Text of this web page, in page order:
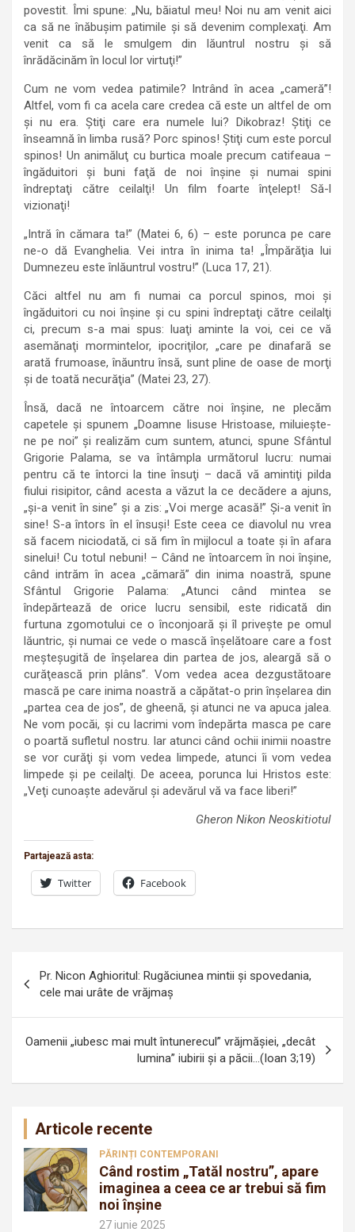
povestit. Îmi spune: „Nu, băiatul meu! Noi nu am venit aici
ca să ne înăbuşim patimile şi să devenim complexaţi. Am
venit ca să le smulgem din lăuntrul nostru şi să
înrădăcinăm în locul lor virtuţi!”
Cum ne vom vedea patimile? Intrând în acea „cameră”!
Altfel, vom fi ca acela care credea că este un altfel de om
şi nu era. Ştiţi care era numele lui? Dikobraz! Ştiţi ce
înseamnă în limba rusă? Porc spinos! Ştiţi cum este porcul
spinos! Un animăluţ cu burtica moale precum catifeaua –
îngăduitori şi buni faţă de noi înşine şi numai spini
îndreptaţi către ceilalţi! Un film foarte înţelept! Să-l
vizionaţi!
„Intră în cămara ta!” (Matei 6, 6) – este porunca pe care
ne-o dă Evanghelia. Vei intra în inima ta! „Împărăţia lui
Dumnezeu este înlăuntrul vostru!” (Luca 17, 21).
Căci altfel nu am fi numai ca porcul spinos, moi şi
îngăduitori cu noi înşine şi cu spini îndreptaţi către ceilalţi
ci, precum s-a mai spus: luaţi aminte la voi, cei ce vă
asemănaţi mormintelor, ipocriţilor, „care pe dinafară se
arată frumoase, înăuntru însă, sunt pline de oase de morţi
şi de toată necurăţia” (Matei 23, 27).
Însă, dacă ne întoarcem către noi înşine, ne plecăm
capetele şi spunem „Doamne Iisuse Hristoase, miluieşte-
ne pe noi” şi realizăm cum suntem, atunci, spune Sfântul
Grigorie Palama, se va întâmpla următorul lucru: numai
pentru că te întorci la tine însuţi – dacă vă amintiţi pilda
fiului risipitor, când acesta a văzut la ce decădere a ajuns,
„şi-a venit în sine” şi a zis: „Voi merge acasă!” Şi-a venit în
sine! S-a întors în el însuşi! Este ceea ce diavolul nu vrea
să facem niciodată, ci să fim în mijlocul a toate şi în afara
sinelui! Cu totul nebuni! – Când ne întoarcem în noi înşine,
când intrăm în acea „cămară” din inima noastră, spune
Sfântul Grigorie Palama: „Atunci când mintea se
îndepărtează de orice lucru sensibil, este ridicată din
furtuna zgomotului ce o înconjoară şi îl priveşte pe omul
lăuntric, şi numai ce vede o mască înşelătoare care a fost
meşteşugită de înşelarea din partea de jos, aleargă să o
curăţească prin plâns”. Vom vedea acea dezgustătoare
mască pe care inima noastră a căpătat-o prin înşelarea din
„partea cea de jos”, de gheenă, şi atunci ne va apuca jalea.
Ne vom pocăi, şi cu lacrimi vom îndepărta masca pe care
o poartă sufletul nostru. Iar atunci când ochii inimii noastre
se vor curăţi şi vom vedea limpede, atunci îi vom vedea
limpede şi pe ceilalţi. De aceea, porunca lui Hristos este:
„Veţi cunoaşte adevărul şi adevărul vă va face liberi!”
Gheron Nikon Neoskitiotul
Partajează asta:
Twitter Facebook
în
articole
Pr. Nicon Aghioritul: Rugăciunea mintii și spovedania,
cele mai urâte de vrăjmaș
Oamenii „iubesc mai mult întunerecul” vrăjmăşiei, „decât
lumina” iubirii şi a păcii…(Ioan 3;19)
Articole recente
PĂRINȚI CONTEMPORANI
Când rostim „Tatăl nostru”, apare
imaginea a ceea ce ar trebui să fim
noi înșine
27 iunie 2025